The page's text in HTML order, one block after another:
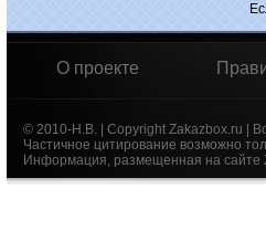
О проекте
© 2010-Н.В. | Copyright Zakazbox.ru |
Частичное цитирование возможно
Информация, размещенная на сайте